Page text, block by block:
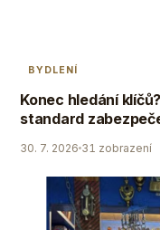
BYDLENÍ
Konec hledání
standard
30. 7. 2026 31 zobrazení